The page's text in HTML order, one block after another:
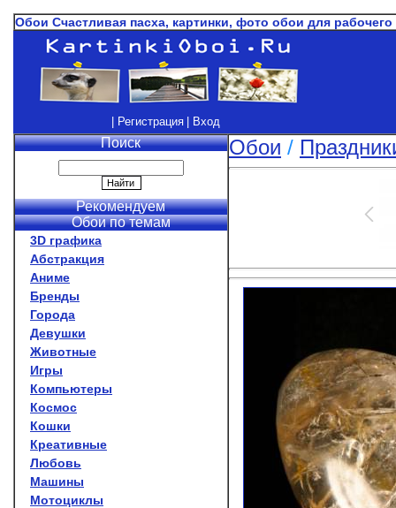
Обои Счастливая пасха, картинки, фото обои для рабочего
| Регистрация | Вход
Поиск
Рекомендуем
Обои по темам
3D графика
Абстракция
Аниме
Бренды
Города
Девушки
Животные
Игры
Компьютеры
Космос
Кошки
Креативные
Любовь
Машины
Мотоциклы
Обои /